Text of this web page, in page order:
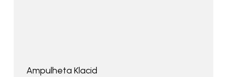
Ampulheta Klacid